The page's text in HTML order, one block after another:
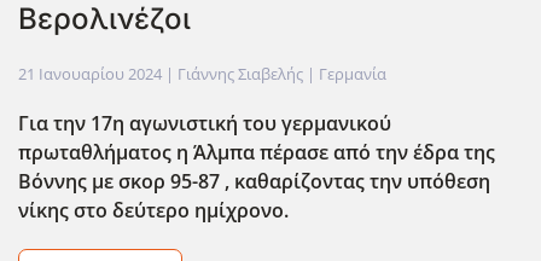
Βερολινέζοι
21 Ιανουαρίου 2024 | Γιάννης Σιαβελής | Γερμανία
Για την 17η αγωνιστική του γερμανικού
πρωταθλήματος η Άλμπα πέρασε από την έδρα της
Βόννης με σκορ 95-87 , καθαρίζοντας την υπόθεση
νίκης στο δεύτερο ημίχρονο.